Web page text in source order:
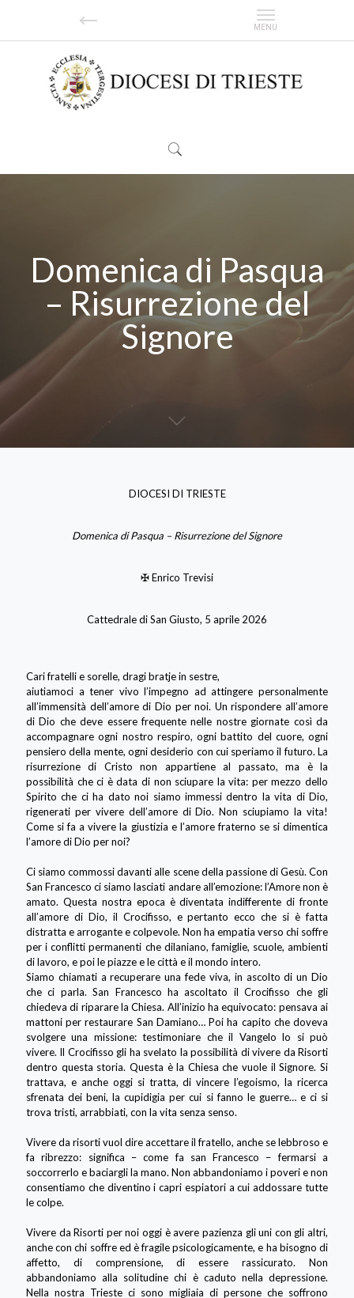
Domenica di Pasqua
– Risurrezione del
Signore
DIOCESI DI TRIESTE
Domenica di Pasqua – Risurrezione del Signore
✠ Enrico Trevisi
Cattedrale di San Giusto, 5 aprile 2026
Cari fratelli e sorelle, dragi bratje in sestre,
aiutiamoci a tener vivo l’impegno ad attingere personalmente
all’immensità dell’amore di Dio per noi. Un rispondere all’amore
di Dio che deve essere frequente nelle nostre giornate così da
accompagnare ogni nostro respiro, ogni battito del cuore, ogni
pensiero della mente, ogni desiderio con cui speriamo il futuro. La
risurrezione di Cristo non appartiene al passato, ma è la
possibilità che ci è data di non sciupare la vita: per mezzo dello
Spirito che ci ha dato noi siamo immessi dentro la vita di Dio,
rigenerati per vivere dell’amore di Dio. Non sciupiamo la vita!
Come si fa a vivere la giustizia e l’amore fraterno se si dimentica
l’amore di Dio per noi?
Ci siamo commossi davanti alle scene della passione di Gesù. Con
San Francesco ci siamo lasciati andare all’emozione: l’Amore non è
amato. Questa nostra epoca è diventata indifferente di fronte
all’amore di Dio, il Crocifisso, e pertanto ecco che si è fatta
distratta e arrogante e colpevole. Non ha empatia verso chi soffre
per i conflitti permanenti che dilaniano, famiglie, scuole, ambienti
di lavoro, e poi le piazze e le città e il mondo intero.
Siamo chiamati a recuperare una fede viva, in ascolto di un Dio
che ci parla. San Francesco ha ascoltato il Crocifisso che gli
chiedeva di riparare la Chiesa. All’inizio ha equivocato: pensava ai
mattoni per restaurare San Damiano… Poi ha capito che doveva
svolgere una missione: testimoniare che il Vangelo lo si può
vivere. Il Crocifisso gli ha svelato la possibilità di vivere da Risorti
dentro questa storia. Questa è la Chiesa che vuole il Signore. Si
trattava, e anche oggi si tratta, di vincere l’egoismo, la ricerca
sfrenata dei beni, la cupidigia per cui si fanno le guerre… e ci si
trova tristi, arrabbiati, con la vita senza senso.
Vivere da risorti vuol dire accettare il fratello, anche se lebbroso e
fa ribrezzo: significa – come fa san Francesco – fermarsi a
soccorrerlo e baciargli la mano. Non abbandoniamo i poveri e non
consentiamo che diventino i capri espiatori a cui addossare tutte
le colpe.
Vivere da Risorti per noi oggi è avere pazienza gli uni con gli altri,
anche con chi soffre ed è fragile psicologicamente, e ha bisogno di
affetto, di comprensione, di essere rassicurato. Non
abbandoniamo alla solitudine chi è caduto nella depressione.
Nella nostra Trieste ci sono migliaia di persone che soffrono